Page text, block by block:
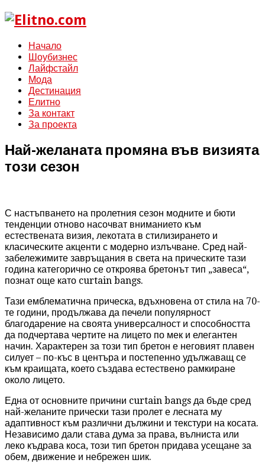
Начало
Шоубизнес
Лайфстайл
Мода
Дестинация
Елитно
За контакт
За проекта
Най-желаната промяна във визията
този сезон
С настъпването на пролетния сезон модните и бюти
тенденции отново насочват вниманието към
естествената визия, лекотата в стилизирането и
класическите акценти с модерно излъчване. Сред най-
забележимите завръщания в света на прическите тази
година категорично се откроява бретонът тип „завеса“,
познат още като curtain bangs.
Тази емблематична прическа, вдъхновена от стила на 70-
те години, продължава да печели популярност
благодарение на своята универсалност и способността
да подчертава чертите на лицето по мек и елегантен
начин. Характерен за този тип бретон е неговият плавен
силует – по-къс в центъра и постепенно удължаващ се
към краищата, което създава естествено рамкиране
около лицето.
Една от основните причини curtain bangs да бъде сред
най-желаните прически тази пролет е лесната му
адаптивност към различни дължини и текстури на косата.
Независимо дали става дума за права, вълниста или
леко къдрава коса, този тип бретон придава усещане за
обем, движение и небрежен шик.